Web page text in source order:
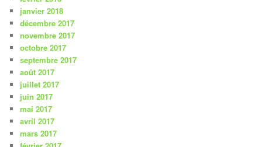
janvier 2018
décembre 2017
novembre 2017
octobre 2017
septembre 2017
août 2017
juillet 2017
juin 2017
mai 2017
avril 2017
mars 2017